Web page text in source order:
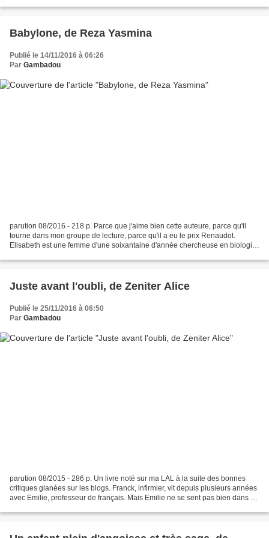
Babylone, de Reza Yasmina
Publié le 14/11/2016 à 06:26
Par Gambadou
parution 08/2016 - 218 p. Parce que j'aime bien cette auteure, parce qu'il
tourne dans mon groupe de lecture, parce qu'il a eu le prix Renaudot.
Elisabeth est une femme d'une soixantaine d'année chercheuse en biologie,
Juste avant l'oubli, de Zeniter Alice
Publié le 25/11/2016 à 06:50
Par Gambadou
parution 08/2015 - 286 p. Un livre noté sur ma LAL à la suite des bonnes
critiques glanées sur les blogs. Franck, infirmier, vit depuis plusieurs années
avec Emilie, professeur de français. Mais Emilie ne se sent pas bien dans ce